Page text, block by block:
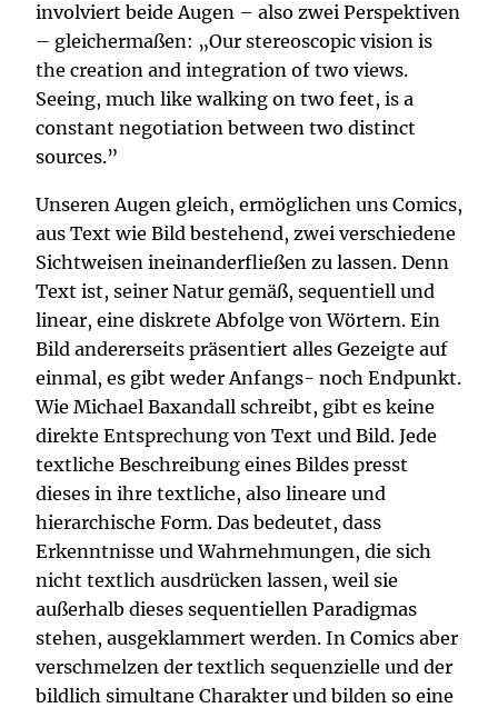
involviert beide Augen – also zwei Perspektiven
– gleichermaßen: „Our stereoscopic vision is
the creation and integration of two views.
Seeing, much like walking on two feet, is a
constant negotiation between two distinct
sources.”
Unseren Augen gleich, ermöglichen uns Comics,
aus Text wie Bild bestehend, zwei verschiedene
Sichtweisen ineinanderfließen zu lassen. Denn
Text ist, seiner Natur gemäß, sequentiell und
linear, eine diskrete Abfolge von Wörtern. Ein
Bild andererseits präsentiert alles Gezeigte auf
einmal, es gibt weder Anfangs- noch Endpunkt.
Wie Michael Baxandall schreibt, gibt es keine
direkte Entsprechung von Text und Bild. Jede
textliche Beschreibung eines Bildes presst
dieses in ihre textliche, also lineare und
hierarchische Form. Das bedeutet, dass
Erkenntnisse und Wahrnehmungen, die sich
nicht textlich ausdrücken lassen, weil sie
außerhalb dieses sequentiellen Paradigmas
stehen, ausgeklammert werden. In Comics aber
verschmelzen der textlich sequenzielle und der
bildlich simultane Charakter und bilden so eine